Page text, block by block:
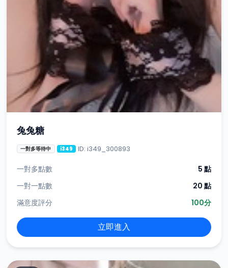
兔兔糖
一對多等待中 i349 ID: i349_300893
一對多點數
5 點
一對一點數
20 點
滿意度評分
100分
立即進入